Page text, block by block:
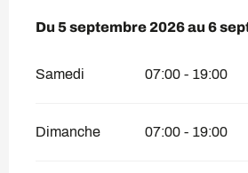
Du 5 septembre 2026au 6
Du 5 septembre 2026au 6
Samedi 07:00 - 19:00
Dimanche 07:00 - 19:00